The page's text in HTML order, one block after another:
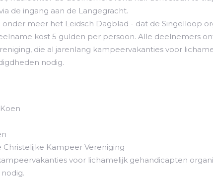
de ingang aan de Langegracht.
onder meer het Leidsch Dagblad - dat de Singelloop
kost 5 gulden per persoon. Alle deelnemers
die al jarenlang kampeervakanties voor
nodig.
Kampeer Vereniging
voor lichamelijk gehandicapten